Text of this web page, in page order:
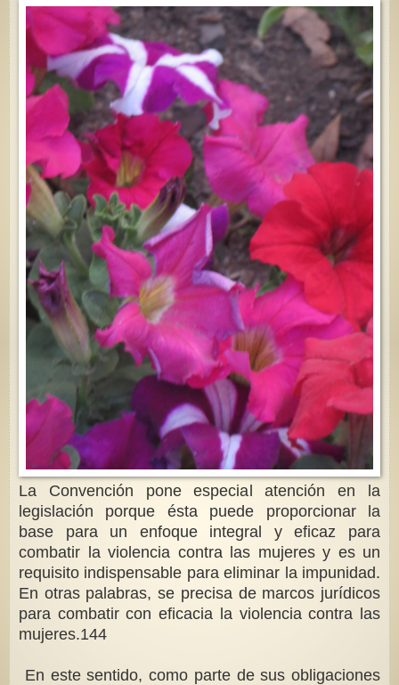
La Convención pone especial atención en la
legislación porque ésta puede proporcionar la
base para un enfoque integral y eficaz para
combatir la violencia contra las mujeres y es un
requisito indispensable para eliminar la impunidad.
En otras palabras, se precisa de marcos jurídicos
para combatir con eficacia la violencia contra las
mujeres.144
En este sentido, como parte de sus obligaciones